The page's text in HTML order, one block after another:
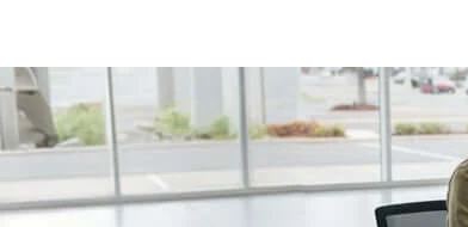
/fragments/plp-details